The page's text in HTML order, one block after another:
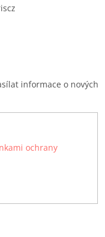
informace o nových
ochrany